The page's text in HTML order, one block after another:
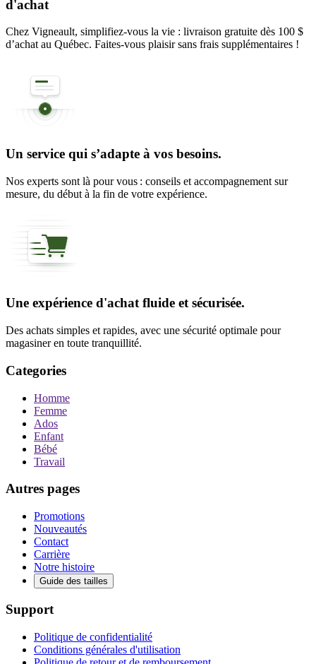
d'achat
Chez Vigneault, simplifiez-vous la vie : livraison gratuite dès 100 $
d’achat au Québec. Faites-vous plaisir sans frais supplémentaires !
Un service qui s’adapte à vos besoins.
Nos experts sont là pour vous : conseils et accompagnement sur
mesure, du début à la fin de votre expérience.
Une expérience d'achat fluide et sécurisée.
Des achats simples et rapides, avec une sécurité optimale pour
magasiner en toute tranquillité.
Categories
Homme
Femme
Ados
Enfant
Bébé
Travail
Autres pages
Promotions
Nouveautés
Contact
Carrière
Notre histoire
Guide des tailles
Support
Politique de confidentialité
Conditions générales d'utilisation